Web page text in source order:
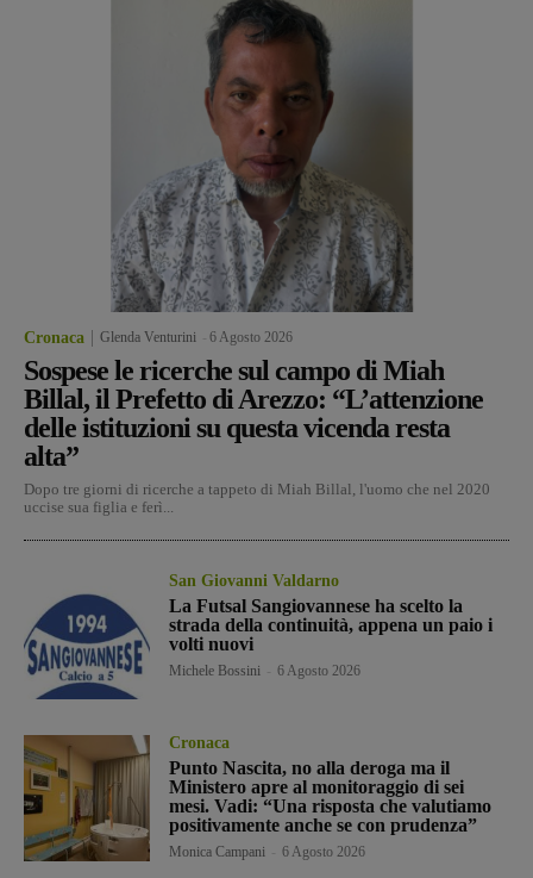
Cronaca Glenda Venturini 6 Agosto 2026
Sospese le ricerche sul campo di Miah
Billal, il Prefetto di Arezzo: “L’attenzione
delle istituzioni su questa vicenda resta
alta”
Dopo tre giorni di ricerche a tappeto di Miah Billal, l'uomo che nel 2020
uccise sua figlia e ferì...
San Giovanni Valdarno
La Futsal Sangiovannese ha scelto la
strada della continuità, appena un paio i
volti nuovi
Michele Bossini 6 Agosto 2026
Cronaca
Punto Nascita, no alla deroga ma il
Ministero apre al monitoraggio di sei
mesi. Vadi: “Una risposta che valutiamo
positivamente anche se con prudenza”
Monica Campani 6 Agosto 2026